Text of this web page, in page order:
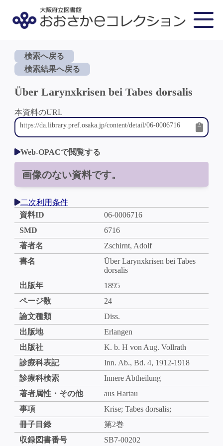
検索へ戻る
検索結果へ戻る
Über Larynxkrisen bei Tabes dorsalis
本資料のURL
Web-OPACで閲覧する
画像のない資料です。
二次利用条件
資料ID
06-0006716
SMD
6716
著者名
Zschirnt, Adolf
書名
Über Larynxkrisen bei Tabes
dorsalis
出版年
1895
ページ数
24
論文種類
Diss.
出版地
Erlangen
出版社
K. b. H von Aug. Vollrath
診療科表記
Inn. Ab., Bd. 4, 1912-1918
診療科検索
Innere Abtheilung
著者属性・その他
aus Hartau
事項
Krise; Tabes dorsalis;
冊子目録
第2巻
収録図書番号
SB7-00202